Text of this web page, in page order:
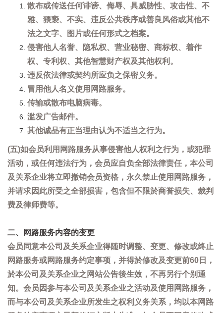
散布或传送任何诽谤、侮辱、具威胁性、攻击性、不
雅、猥亵、不实、违反公共秩序或善良风俗或其他不
法之文字、图片或任何形式之档案。
侵害他人名誉、隐私权、营业秘密、商标权、着作
权、专利权、其他智慧财产权及其他权利。
违反依法律或契约所应负之保密义务。
冒用他人名义使用网路服务。
传输或散布电脑病毒。
滥发广告邮件。
其他诚品有正当理由认为不适当之行为。
(五)如会员利用网路服务从事侵害他人权利之行为，或犯罪
活动，或任何违法行为，会员应自负全部法律责任，本公司
及关系企业将立即撤销会员资格，永久禁止使用网路服务，
并请求因此所受之全部损害，包含但不限於商誉损失、裁判
费及律师费等。
二、网路服务内容的变更
会员同意本公司及关系企业得随时调整、变更、修改或终止
网路服务或网路服务约定事项，并得於修改及变更前60日，
於本公司及关系企业之网站公告後生效，不再另行个别通
知。会员因参与本公司及关系企业之活动及使用网路服务，
而与本公司及关系企业所发生之权利义务关系，均以本网路